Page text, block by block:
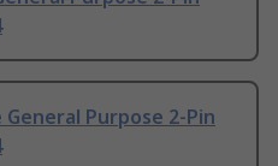
General Purpose 2-Pin